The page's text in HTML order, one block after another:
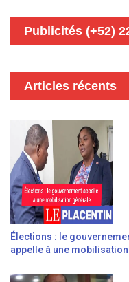
Publicités (+52)
Articles récents
Élections : le
appelle à une